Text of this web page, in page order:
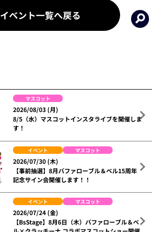
イベント一覧へ戻る
マスコット
2026/08/03 (月)
8/5（水）マスコットインスタライブを開催しま
す！
イベント マスコット
2026/07/30 (木)
【事前抽選】8月バファローブル＆ベル15周年
記念サイン会開催します！！
イベント マスコット
2026/07/24 (金)
【BsStage】8月6日（木）バファローブル＆ベ